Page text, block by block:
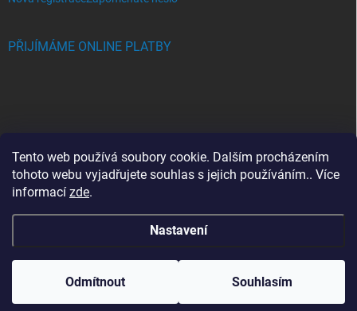
Tento web používá soubory cookie. Dalším procházením
tohoto webu vyjadřujete souhlas s jejich používáním.. Více
informací zde.
Nastavení
Odmítnout Souhlasím
PŘIJÍMÁME ONLINE PLATBY
BLOG
Crocs, proč se svět zamiloval do těchto bot a proč je MUSÍTE mít
také?
Vytvořil Shoptet
Copyright 2026Jupiterlook.cz . Všechna práva vyhrazena.